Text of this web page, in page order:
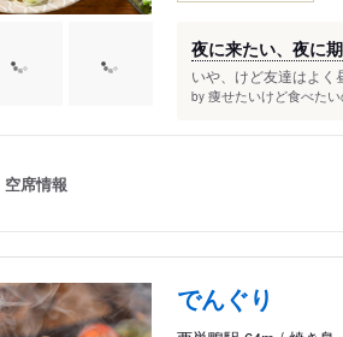
夜に来たい、夜に期
いや、けど友達はよく
by 痩せたいけど食べた
空席情報
でんぐり